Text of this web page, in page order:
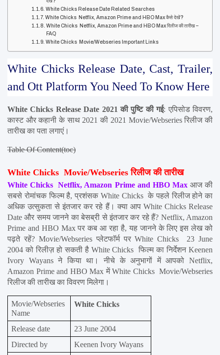
White Chicks Release Date Related Searches
White Chicks Netflix, Amazon Prime and HBO Max कैसे देखें?
White Chicks Netflix, Amazon Prime and HBO Max रिलीज की तारीख –
FAQ
White Chicks Movie/Webseries Important Links
White Chicks Release Date, Cast, Trailer,
and Ott Platform You Need To Know Here
White Chicks Release Date 2021 की पुष्टि की गई: एपिसोड विवरण,
कास्ट और कहानी के साथ 2021 की 2021 Movie/Webseries रिलीज की
तारीख का पता लगाएं।
Table Of Content(toc)
White Chicks  Movie/Webseries रिलीज की तारीख
White Chicks  Netflix, Amazon Prime and HBO Max आज की
सबसे रोमांचक फिल्म है, प्रशंसक White Chicks  के पहले रिलीज होने का
अधिक उत्सुकता से इंतजार कर रहे हैं। क्या आप White Chicks Release
Date और समय जानने का बेसब्री से इंतजार कर रहे हैं? Netflix, Amazon
Prime and HBO Max पर कब आ रहा है, यह जानने के लिए इस लेख को
पढ़ते रहें? Movie/Webseries प्लेटफॉर्म पर White Chicks  23 June
2004 को रिलीज़ हो सकती है White Chicks  फिल्म का निर्देशन Keenen
Ivory Wayans ने किया था। नीचे के अनुभागों में आपको Netflix,
Amazon Prime and HBO Max में White Chicks  Movie/Webseries
रिलीज की तारीख का विवरण मिलेगा।
Movie/Webseries
Name
White Chicks
Release date
23 June 2004
Directed by
Keenen Ivory Wayans